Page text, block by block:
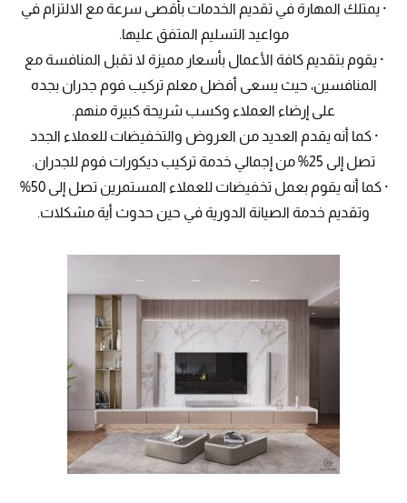
· يمتلك المهارة في تقديم الخدمات بأقصى سرعة مع الالتزام في
مواعيد التسليم المتفق عليها.
· يقوم بتقديم كافة الأعمال بأسعار مميزة لا تقبل المنافسة مع
المنافسين، حيث يسعى أفضل معلم تركيب فوم جدران بجده
على إرضاء العملاء وكسب شريحة كبيرة منهم.
· كما أنه يقدم العديد من العروض والتخفيضات للعملاء الجدد
تصل إلى 25% من إجمالي خدمة تركيب ديكورات فوم للجدران.
· كما أنه يقوم بعمل تخفيضات للعملاء المستمرين تصل إلى 50%
وتقديم خدمة الصيانة الدورية في حين حدوث أية مشكلات.